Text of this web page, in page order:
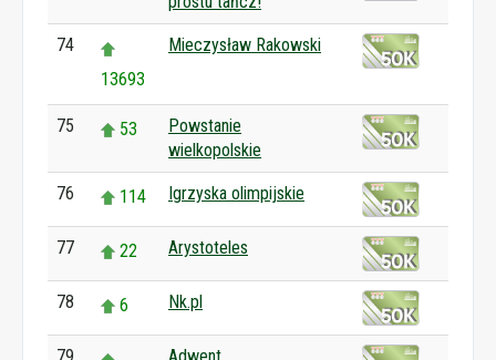
74
13693
Mieczysław Rakowski
75 53
Powstanie
wielkopolskie
76 114 Igrzyska olimpijskie
77 22 Arystoteles
78 6 Nk.pl